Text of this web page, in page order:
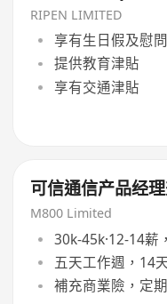
RIPEN LIMITED
享有生日假及慰
提供教育津貼
享有交通津貼
可信通信产品经
M800 Limited
30k-45k·12-14薪
五天工作週，14
補充商業險，定